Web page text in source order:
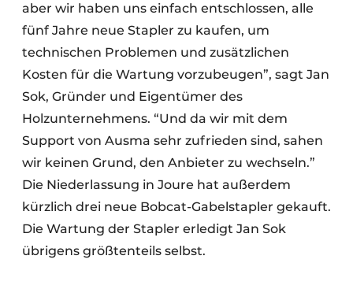
aber wir haben uns einfach entschlossen, alle
fünf Jahre neue Stapler zu kaufen, um
technischen Problemen und zusätzlichen
Kosten für die Wartung vorzubeugen”, sagt Jan
Sok, Gründer und Eigentümer des
Holzunternehmens. “Und da wir mit dem
Support von Ausma sehr zufrieden sind, sahen
wir keinen Grund, den Anbieter zu wechseln.”
Die Niederlassung in Joure hat außerdem
kürzlich drei neue Bobcat-Gabelstapler gekauft.
Die Wartung der Stapler erledigt Jan Sok
übrigens größtenteils selbst.